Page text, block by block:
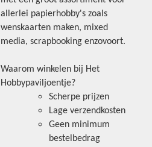
allerlei papierhobby's zoals
wenskaarten maken, mixed
media, scrapbooking enzovoort.
Waarom winkelen bij Het
Hobbypaviljoentje?
Scherpe prijzen
Lage verzendkosten
Geen minimum
bestelbedrag